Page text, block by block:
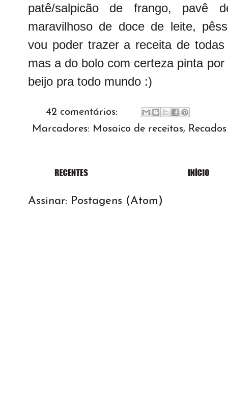
patê/salpicão de frango, pavê
maravilhoso de doce de leite,
vou poder trazer a receita de
mas a do bolo com certeza pinta
beijo pra todo mundo :)
42 comentários:
Marcadores: Mosaico de receitas, Recados
Assinar: Postagens (Atom)